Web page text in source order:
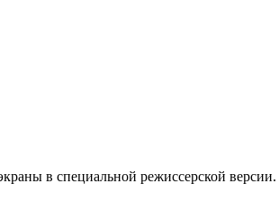
в специальной режиссерской